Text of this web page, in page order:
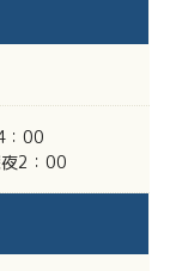
：00
2：00